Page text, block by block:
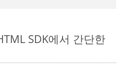
SDK에서 간단한